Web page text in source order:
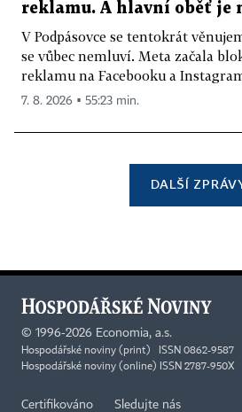
reklamu. A hlavní oběť je
V Podpásovce se tentokrát
se vůbec nemluví. Meta začala
reklamu na Facebooku a
7. 8. 2026 ▪ 55:23 min.
DALŠÍ
© 1996-2026 Economia, a.s.
Hospodářské noviny (print) ISSN 0862-9587
Hospodářské noviny (online) ISSN 2787-950X
Certifikováno Sledujte nás